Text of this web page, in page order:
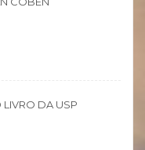
LIVRO DA USP